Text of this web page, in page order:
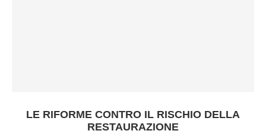
LE RIFORME CONTRO IL RISCHIO DELLA
RESTAURAZIONE